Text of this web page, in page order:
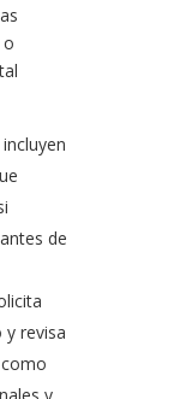
de
revisa